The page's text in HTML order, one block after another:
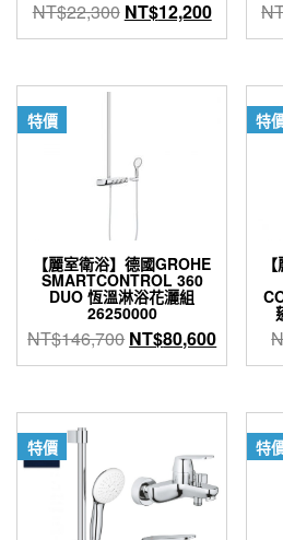
NT$22,300 原
始
格：
NT$12,200目
前
格：
特價
【麗室衛浴】德國GROHE
SMARTCONTROL 360
DUO 恆溫淋浴花灑組
26250000
NT$146,700 原
始
格：
NT$80,600目
前
格：
特
特價 特